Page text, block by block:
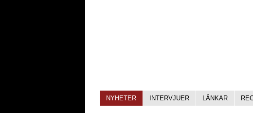
NYHETER INTERVJUER LÄNKAR